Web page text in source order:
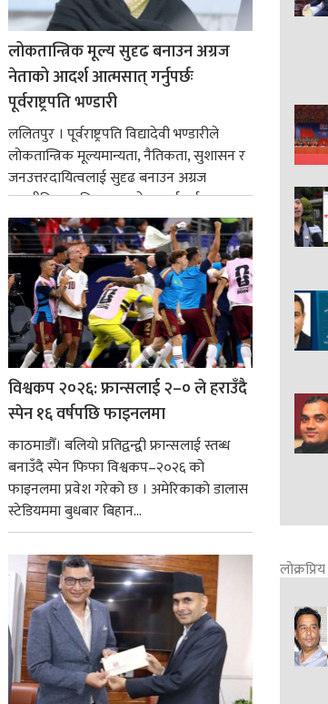
लोकतान्त्रिक मूल्य सुदृढ बनाउन अग्रज
नेताको आदर्श आत्मसात् गर्नुपर्छः
पूर्वराष्ट्रपति भण्डारी
ललितपुर । पूर्वराष्ट्रपति विद्यादेवी भण्डारीले
लोकतान्त्रिक मूल्यमान्यता, नैतिकता, सुशासन र
जनउत्तरदायित्वलाई सुदृढ बनाउन अग्रज
राजनीतिक व्यक्तित्वहरूको आदर्शलाई आत्मसात्
गर्न आवश्यक...
विश्वकप २०२६: फ्रान्सलाई २–० ले हराउँदै
स्पेन १६ वर्षपछि फाइनलमा
काठमाडौँ। बलियो प्रतिद्वन्द्वी फ्रान्सलाई स्तब्ध
बनाउँदै स्पेन फिफा विश्वकप–२०२६ को
फाइनलमा प्रवेश गरेको छ । अमेरिकाको डालास
स्टेडियममा बुधबार बिहान...
लोक्रप्रिय